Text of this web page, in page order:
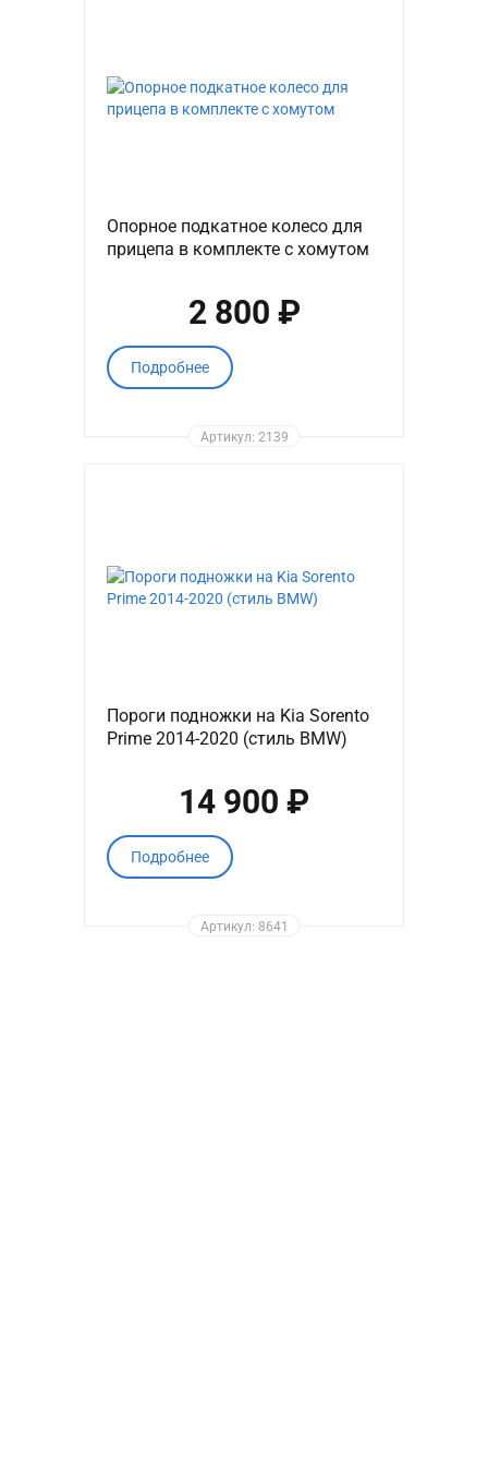
Опорное подкатное колесо для
прицепа в комплекте с хомутом
2 800 ₽
Подробнее
Артикул: 2139
Пороги подножки на Kia Sorento
Prime 2014-2020 (стиль BMW)
14 900 ₽
Подробнее
Артикул: 8641